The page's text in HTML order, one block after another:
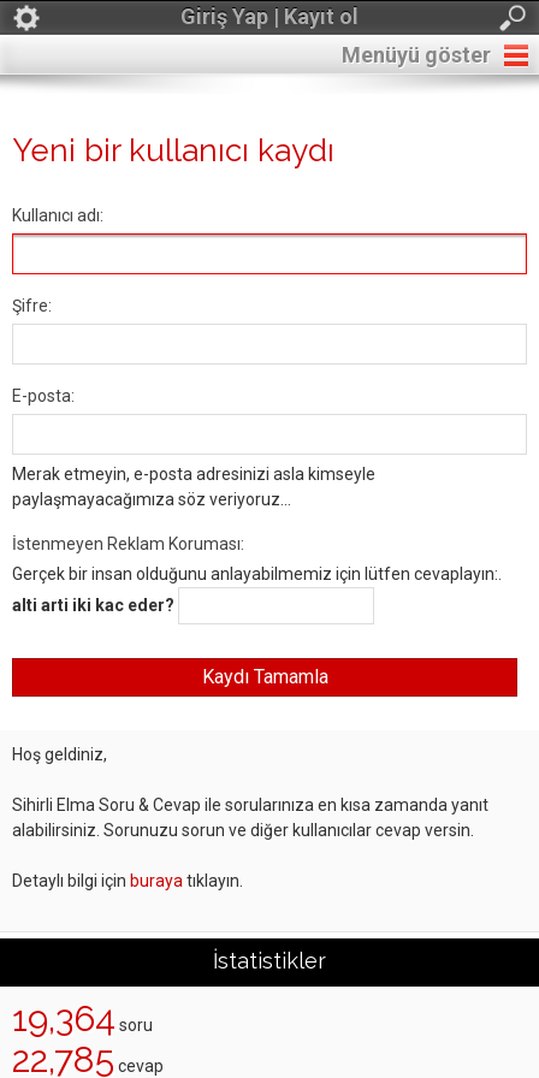
Giriş Yap | Kayıt ol
Menüyü göster
Yeni bir kullanıcı kaydı
Kullanıcı adı:
Şifre:
E-posta:
Merak etmeyin, e-posta adresinizi asla kimseyle
paylaşmayacağımıza söz veriyoruz...
İstenmeyen Reklam Koruması:
Gerçek bir insan olduğunu anlayabilmemiz için lütfen cevaplayın:.
alti arti iki kac eder?
Hoş geldiniz,
Sihirli Elma Soru & Cevap ile sorularınıza en kısa zamanda yanıt
alabilirsiniz. Sorunuzu sorun ve diğer kullanıcılar cevap versin.
Detaylı bilgi için buraya tıklayın.
İstatistikler
19,364 soru
22,785 cevap